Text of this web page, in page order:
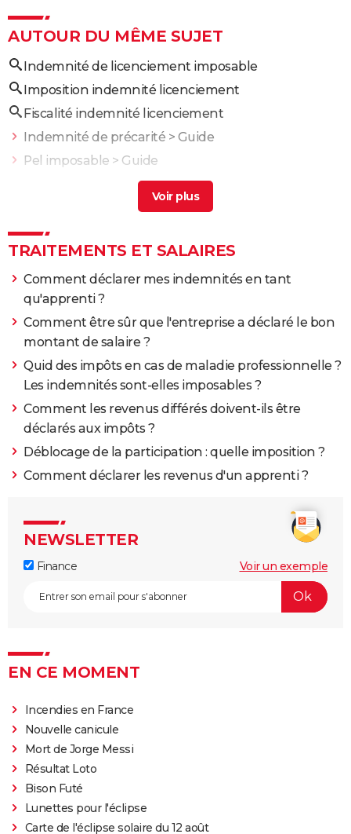
AUTOUR DU MÊME SUJET
Indemnité de licenciement imposable
Imposition indemnité licenciement
Fiscalité indemnité licenciement
Indemnité de précarité > Guide
Pel imposable > Guide
Indemnité de stage imposable> Guide
Indemnités de prévoyance sont-elles imposables en
Solde de tout compte imposable> Guide
TRAITEMENTS ET SALAIRES
Comment déclarer mes indemnités en tant
qu'apprenti ?
Comment être sûr que l'entreprise a déclaré le bon
montant de salaire ?
Quid des impôts en cas de maladie professionnelle ?
Les indemnités sont-elles imposables ?
Comment les revenus différés doivent-ils être
déclarés aux impôts ?
Déblocage de la participation : quelle imposition ?
Comment déclarer les revenus d'un apprenti ?
NEWSLETTER
Finance Voir un exemple
EN CE MOMENT
Incendies en France
Nouvelle canicule
Mort de Jorge Messi
Résultat Loto
Bison Futé
Lunettes pour l'éclipse
Carte de l'éclipse solaire du 12 août